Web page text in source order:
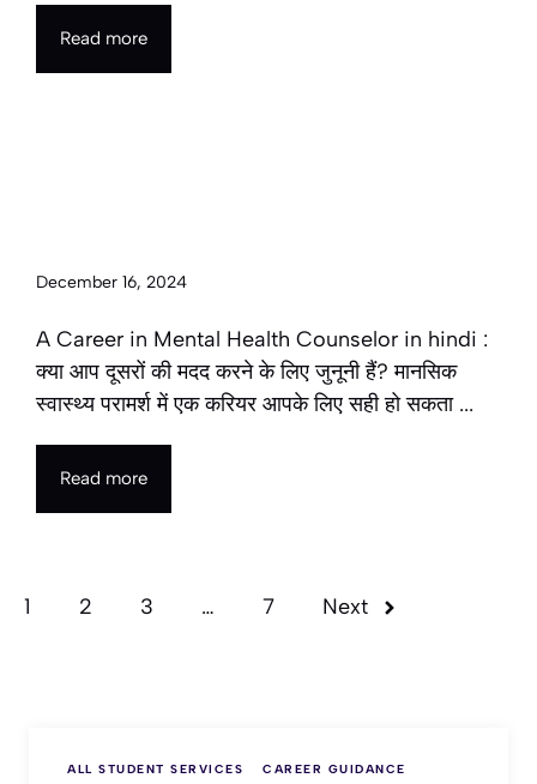
Read more
December 16, 2024
A Career in Mental Health Counselor in hindi :
क्या आप दूसरों की मदद करने के लिए जुनूनी हैं? मानसिक
स्वास्थ्य परामर्श में एक करियर आपके लिए सही हो सकता ...
Read more
1 2 3 … 7 Next
ALL STUDENT SERVICES CAREER GUIDANCE